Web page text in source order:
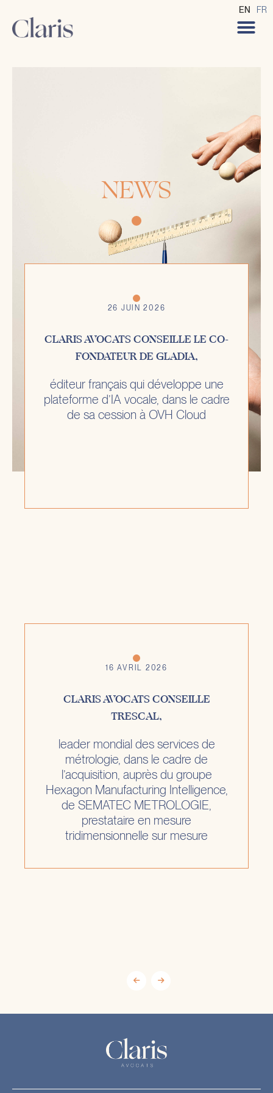
EN FR
NEWS
26 JUIN 2026
CLARIS AVOCATS CONSEILLE LE CO-
FONDATEUR DE GLADIA,
éditeur français qui développe une
plateforme d’IA vocale, dans le cadre
de sa cession à OVH Cloud
16 AVRIL 2026
CLARIS AVOCATS CONSEILLE
TRESCAL,
leader mondial des services de
métrologie, dans le cadre de
l’acquisition, auprès du groupe
Hexagon Manufacturing Intelligence,
de SEMATEC METROLOGIE,
prestataire en mesure
tridimensionnelle sur mesure